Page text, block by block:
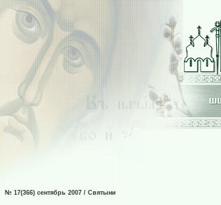
№ 17(366) сентябрь 2007 / Святыни